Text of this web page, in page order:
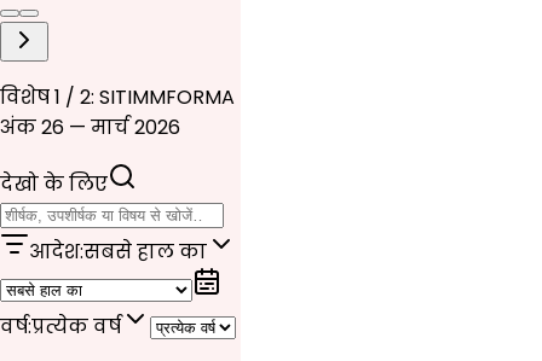
विशेष 1 / 2: SITIMMFORMA
अंक 26 — मार्च 2026
देखो के लिए
आदेश:सबसे हाल का
वर्ष:प्रत्येक वर्ष